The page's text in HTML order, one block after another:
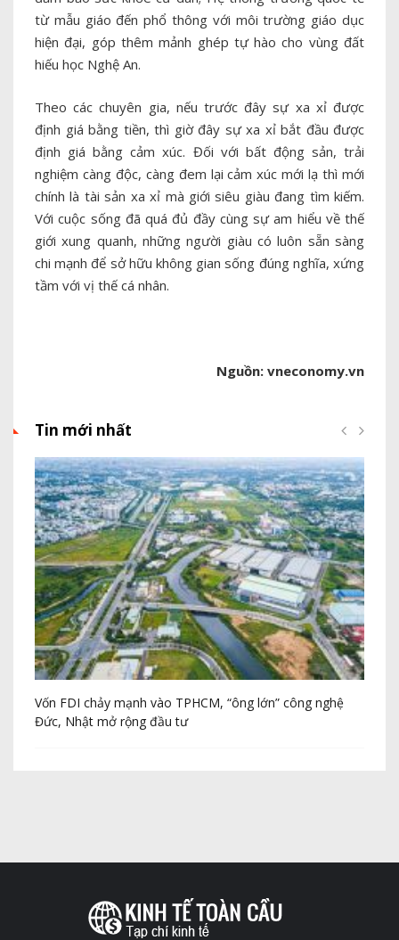
từ mẫu giáo đến phổ thông với môi trường giáo dục
hiện đại, góp thêm mảnh ghép tự hào cho vùng đất
hiếu học Nghệ An.
Theo các chuyên gia, nếu trước đây sự xa xỉ được
định giá bằng tiền, thì giờ đây sự xa xỉ bắt đầu được
định giá bằng cảm xúc. Đối với bất động sản, trải
nghiệm càng độc, càng đem lại cảm xúc mới lạ thì mới
chính là tài sản xa xỉ mà giới siêu giàu đang tìm kiếm.
Với cuộc sống đã quá đủ đầy cùng sự am hiểu về thế
giới xung quanh, những người giàu có luôn sẵn sàng
chi mạnh để sở hữu không gian sống đúng nghĩa, xứng
tầm với vị thế cá nhân.
Nguồn: vneconomy.vn
Tin mới nhất
Vốn FDI chảy mạnh vào TPHCM, “ông lớn” công nghệ
Đức, Nhật mở rộng đầu tư